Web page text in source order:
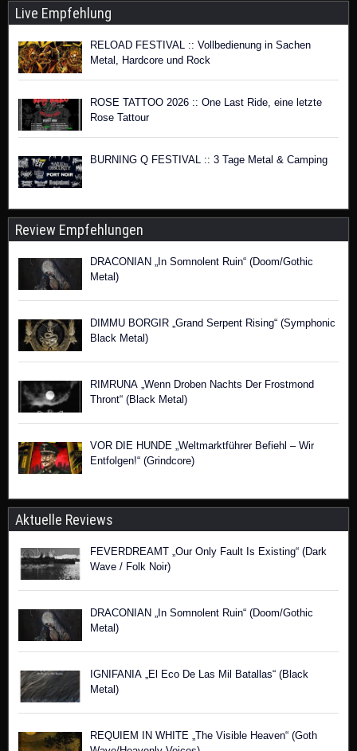
Live Empfehlung
RELOAD FESTIVAL :: Vollbedienung in Sachen
Metal, Hardcore und Rock
ROSE TATTOO 2026 :: One Last Ride, eine letzte
Rose Tattour
BURNING Q FESTIVAL :: 3 Tage Metal & Camping
Review Empfehlungen
DRACONIAN „In Somnolent Ruin“ (Doom/Gothic
Metal)
DIMMU BORGIR „Grand Serpent Rising“ (Symphonic
Black Metal)
RIMRUNA „Wenn Droben Nachts Der Frostmond
Thront“ (Black Metal)
VOR DIE HUNDE „Weltmarktführer Befiehl – Wir
Entfolgen!“ (Grindcore)
Aktuelle Reviews
FEVERDREAMT „Our Only Fault Is Existing“ (Dark
Wave / Folk Noir)
DRACONIAN „In Somnolent Ruin“ (Doom/Gothic
Metal)
IGNIFANIA „El Eco De Las Mil Batallas“ (Black
Metal)
REQUIEM IN WHITE „The Visible Heaven“ (Goth